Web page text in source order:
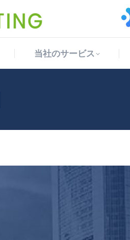
当社のサービス
当社のサービス